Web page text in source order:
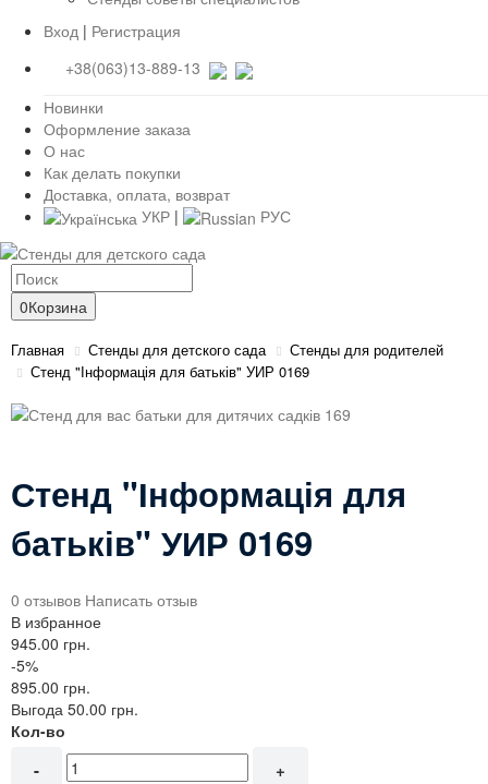
Вход | Регистрация
+38(063)13-889-13
Новинки
Оформление заказа
О нас
Как делать покупки
Доставка, оплата, возврат
УКР | РУС
0Корзина
Главная Стенды для детского сада
Стенды для родителей
Стенд "Інформація для батьків" УИР 0169
Стенд "Інформація для
батьків" УИР 0169
0 отзывов Написать отзыв
В избранное
945.00 грн.
-5%
895.00 грн.
Выгода 50.00 грн.
Кол-во
- +